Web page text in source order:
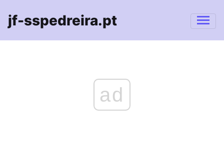
jf-sspedreira.pt
ad